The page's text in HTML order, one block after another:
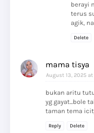
berayi
terus
agik,
Delete
mama tisya
August 13, 2025 at
bukan aritu
yg gayat...bole
taman tema
Reply Delete